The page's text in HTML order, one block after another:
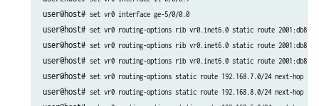
user@host# set vr0 interface ge-5/0/0.0
user@host# set vr0 routing-options rib vr0.inet6.0 static route
user@host# set vr0 routing-options rib vr0.inet6.0 static route
user@host# set vr0 routing-options rib vr0.inet6.0 static route
user@host# set vr0 routing-options static route 192.168.7.0/24 next-hop
user@host# set vr0 routing-options static route 192.168.8.0/24 next-hop